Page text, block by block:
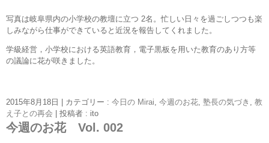
写真は岐阜県内の小学校の教壇に立つ 2名。忙しい日々を過ごしつつも楽
しみながら仕事ができていると近況を報告してくれました。
学級経営，小学校における英語教育，電子黒板を用いた教育のあり方等
の議論に花が咲きました。
2015年8月18日 カテゴリー : 今日の Mirai 今週のお花 塾長の気づき
教
え子との再会
投稿者 : ito
今週のお花 Vol. 002